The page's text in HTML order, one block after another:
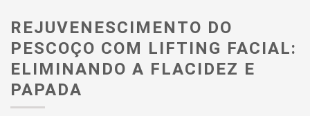
REJUVENESCIMENTO DO
PESCOÇO COM LIFTING FACIAL:
ELIMINANDO A FLACIDEZ E
PAPADA